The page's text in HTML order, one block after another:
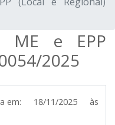
ME e EPP
2025
em:
18/11/2025 às